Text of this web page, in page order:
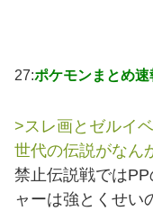
27:ポケモンまとめ速
>スレ画とゼルイ
世代の伝説がなん
禁止伝説戦では
ャーは強とくせい